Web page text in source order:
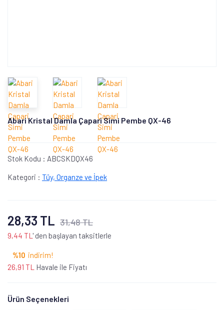
Abari Kristal Damla Çapari Simi Pembe QX-46
Stok Kodu : ABCSKDQX46
Kategori : Tüy, Organze ve İpek
28,33 TL 31,48 TL
9,44 TL ' den başlayan taksitlerle
%10 indirim!
26,91 TL
Havale ile Fiyatı
Ürün Seçenekleri